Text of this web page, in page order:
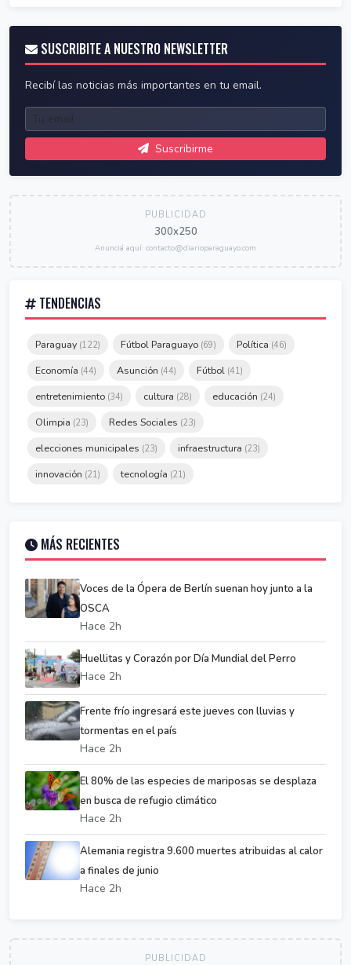
SUSCRIBITE A NUESTRO NEWSLETTER
Recibí las noticias más importantes en tu email.
Suscribirme
PUBLICIDAD
300x250
Anunciá aquí: contacto@diarioparaguayo.com
TENDENCIAS
Paraguay (122) Fútbol Paraguayo (69) Política (46)
Economía (44) Asunción (44) Fútbol (41)
entretenimiento (34) cultura (28) educación (24)
Olimpia (23) Redes Sociales (23)
elecciones municipales (23) infraestructura (23)
innovación (21) tecnología (21)
MÁS RECIENTES
Voces de la Ópera de Berlín suenan hoy junto a la
OSCA
Hace 2h
Huellitas y Corazón por Día Mundial del Perro
Hace 2h
Frente frío ingresará este jueves con lluvias y
tormentas en el país
Hace 2h
El 80% de las especies de mariposas se desplaza
en busca de refugio climático
Hace 2h
Alemania registra 9.600 muertes atribuidas al calor
a finales de junio
Hace 2h
PUBLICIDAD